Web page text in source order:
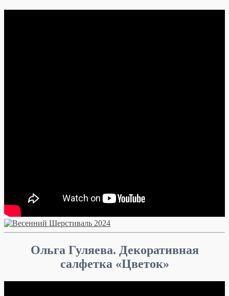
Ольга Гуляева. Декоративная
салфетка «Цветок»